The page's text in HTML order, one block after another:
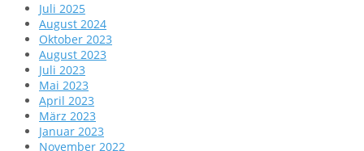
Juli 2025
August 2024
Oktober 2023
August 2023
Juli 2023
Mai 2023
April 2023
März 2023
Januar 2023
November 2022